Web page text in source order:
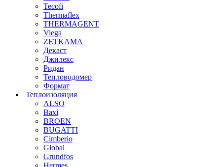
Tecofi
Thermaflex
THERMAGENT
Viega
ZETKAMA
Декаст
Джилекс
Ридан
Тепловодомер
Формат
Теплоизоляция
ALSO
Baxi
BROEN
BUGATTI
Cimberio
Global
Grundfos
Hermes